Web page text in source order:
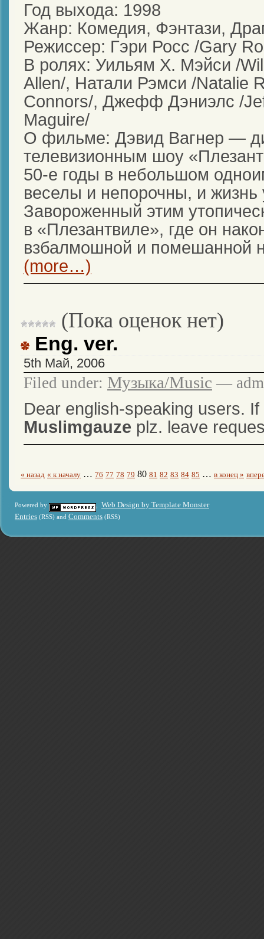
Год выхода: 1998
Жанр: Комедия, Фэнтази,
Режиссер: Гэри Росс /Gary
В ролях: Уильям Х. Мэйси /
Allen/, Натали Рэмси /Natalie
Connors/, Джефф Дэниэлс /
Maguire/
О фильме: Дэвид Вагнер —
телевизионным шоу
50-е годы в небольшом
веселы и непорочны, и жизнь
Завороженный этим
в «Плезантвиле», где он
взбалмошной и помешанной
(more…)
(Пока оценок нет)
Eng. ver.
5th Май, 2006
Filed under: Музыка/Music —
Dear english-speaking users.
Muslimgauze plz. leave
« назад « к началу … 76 77 78 79 80 81 82 83 84 85 … в конец »
Powered by
Web Design by Template Monster
Entries (RSS) and Comments (RSS)